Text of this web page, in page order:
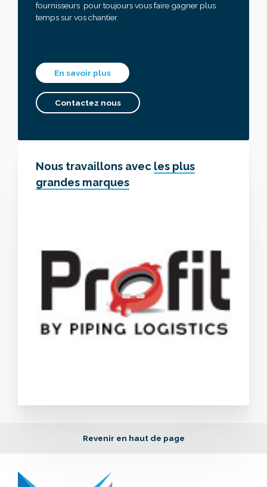
fournisseurs pour toujours vous faire gagner plus
temps sur vos chantier.
En savoir plus
Contactez nous
Nous travaillons avec les plus
grandes marques
Revenir en haut de page